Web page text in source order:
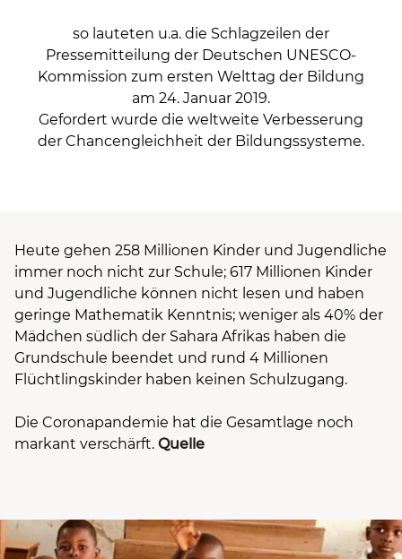
so lauteten u.a. die Schlagzeilen der
Pressemitteilung der Deutschen UNESCO-
Kommission zum ersten Welttag der Bildung
am 24. Januar 2019.
Gefordert wurde die weltweite Verbesserung
der Chancengleichheit der Bildungssysteme.
Heute gehen 258 Millionen Kinder und Jugendliche
immer noch nicht zur Schule; 617 Millionen Kinder
und Jugendliche können nicht lesen und haben
geringe Mathematik Kenntnis; weniger als 40% der
Mädchen südlich der Sahara Afrikas haben die
Grundschule beendet und rund 4 Millionen
Flüchtlingskinder haben keinen Schulzugang.
Die Coronapandemie hat die Gesamtlage noch
markant verschärft. Quelle